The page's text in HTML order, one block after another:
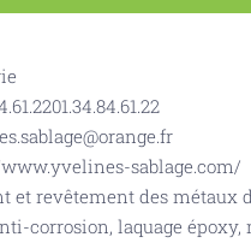
01.34.84.61.22
sablage.com/
et revêtement des métaux
corrosion, laquage